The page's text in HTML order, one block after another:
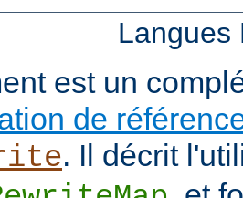
est un
de
. Il décrit